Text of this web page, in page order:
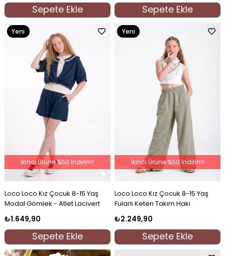
Sepete Ekle
İndirim
%50İndirim
Sepete Ekle
Loco Loco Kız Çocuk 8-15 Yaş
Modal Gömlek - Atlet Lacivert
₺1.649,90
Sepete Ekle
Yeni
İkinci Ürüne %50 İndirim!
Loco Loco Kız Çocuk 8-15 Yaş
Fularlı Keten Takım Haki
₺2.249,90
Sepete Ekle
Yeni
İkinci Ürüne %50 İndirim!